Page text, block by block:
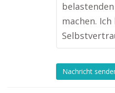
machen.
Nachricht